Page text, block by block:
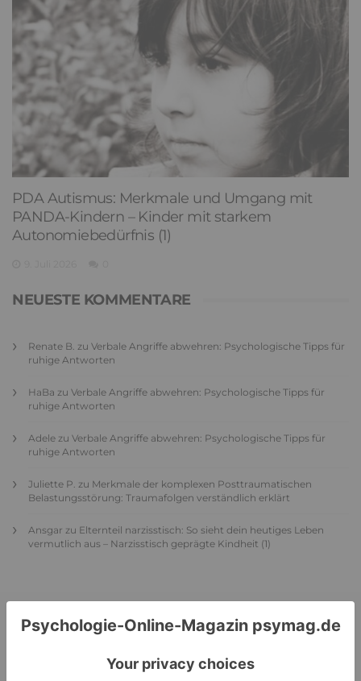
PDA Autismus: Merkmale und Umgang mit
PANDA-Kindern – Kinder mit starkem
Autonomiebedürfnis (1)
NEUESTE KOMMENTARE
Renate B. zu Verbale Angriffe abwehren: Psychologische Tipps für
ruhige Antworten
HaBa zu Verbale Angriffe abwehren: Psychologische Tipps für
ruhige Antworten
Adele zu Verbale Angriffe abwehren: Psychologische Tipps für
ruhige Antworten
Juliette P. zu Merkmale der komplexen Posttraumatischen
Belastungsstörung: Traumafolgen verständlich erklärt
Ansgar zu Elternteil narzisstisch: So sieht dein heutiges Leben
vermutlich aus – Narzisstisch geprägte Kindheit (1)